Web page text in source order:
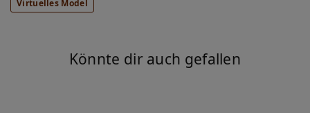
Virtuelles Model
Könnte dir auch gefallen